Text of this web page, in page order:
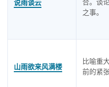
说雨谈云
之事。
山雨欲来风满楼
比喻重
前的紧